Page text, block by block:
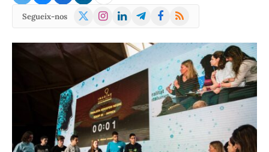
Segueix-nos
X
Instagram
LinkedInTelegramFacebook
RSS